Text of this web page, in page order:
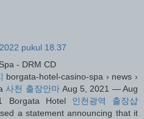
pukul 18.37
- DRM CD
borgata-hotel-casino-spa › news ›
사천 출장안마Aug 5, 2021 — Aug
Borgata Hotel 인천광역 출장샵
a statement announcing that it